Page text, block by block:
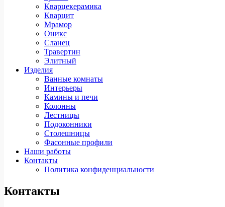
Кварцекерамика
Кварцит
Мрамор
Оникс
Сланец
Травертин
Элитный
Изделия
Ванные комнаты
Интерьеры
Камины и печи
Колонны
Лестницы
Подоконники
Столешницы
Фасонные профили
Наши работы
Контакты
Политика конфиденциальности
Контакты